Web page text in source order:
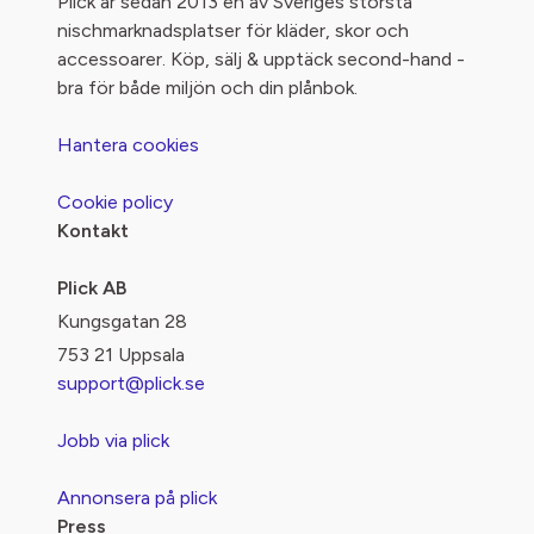
nischmarknadsplatser för kläder, skor och
accessoarer. Köp, sälj & upptäck second-hand -
bra för både miljön och din plånbok.
Hantera cookies
Cookie policy
Kontakt
Plick AB
Kungsgatan 28
753 21 Uppsala
support@plick.se
Jobb via plick
Annonsera på plick
Press